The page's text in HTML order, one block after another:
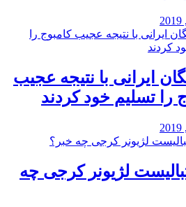
ایرانی با نتیجه عجیب
را تسلیم خود کردند
لژیونر کرجی چه